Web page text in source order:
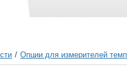
/ Опции для измерителей